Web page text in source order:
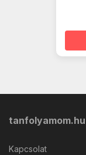
tanfolyamom.hu
Kapcsolat